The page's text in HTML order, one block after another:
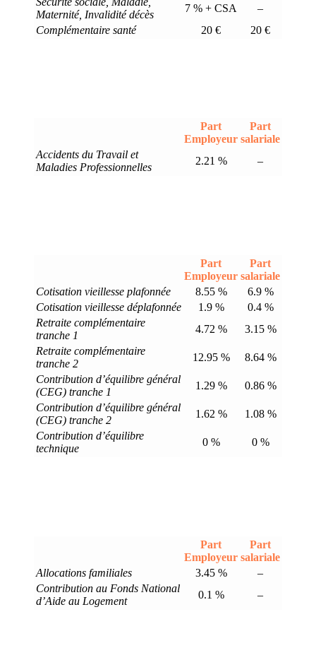
Maternité, Invalidité décès
7 % + CSA
–
Complémentaire santé
20 € 20 €
Part
Employeur
Part
salariale
Accidents du Travail et
Maladies Professionnelles
2.21 % –
Part
Employeur
Part
salariale
Cotisation vieillesse plafonnée
8.55 %
6.9 %
Cotisation vieillesse déplafonnée
1.9 %
0.4 %
Retraite complémentaire
tranche 1
4.72 %
3.15 %
Retraite complémentaire
tranche 2
12.95 %
8.64 %
Contribution d’équilibre général
(CEG) tranche 1
1.29 %
0.86 %
Contribution d’équilibre général
(CEG) tranche 2
1.62 %
1.08 %
Contribution d’équilibre
technique
0 % 0 %
Part
Employeur
Part
salariale
Allocations familiales
3.45 %
–
Contribution au Fonds National
d’Aide au Logement
0.1 % –